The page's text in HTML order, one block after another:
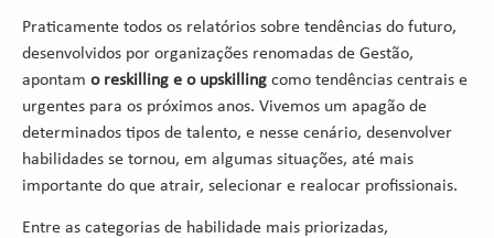
Praticamente todos os relatórios sobre tendências do futuro,
desenvolvidos por organizações renomadas de Gestão,
apontam o reskilling e o upskilling como tendências centrais e
urgentes para os próximos anos. Vivemos um apagão de
determinados tipos de talento, e nesse cenário, desenvolver
habilidades se tornou, em algumas situações, até mais
importante do que atrair, selecionar e realocar profissionais.
Entre as categorias de habilidade mais priorizadas,